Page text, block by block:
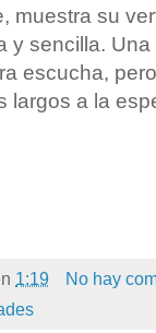
muestra su
y sencilla.
escucha,
largos a la
1:19
No hay